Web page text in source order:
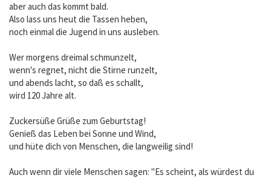
aber auch das kommt bald.
Also lass uns heut die Tassen heben,
noch einmal die Jugend in uns ausleben.
Wer morgens dreimal schmunzelt,
wenn's regnet, nicht die Stirne runzelt,
und abends lacht, so daß es schallt,
wird 120 Jahre alt.
Zuckersüße Grüße zum Geburtstag!
Genieß das Leben bei Sonne und Wind,
und hüte dich von Menschen, die langweilig sind!
Auch wenn dir viele Menschen sagen: "Es scheint, als würdest du